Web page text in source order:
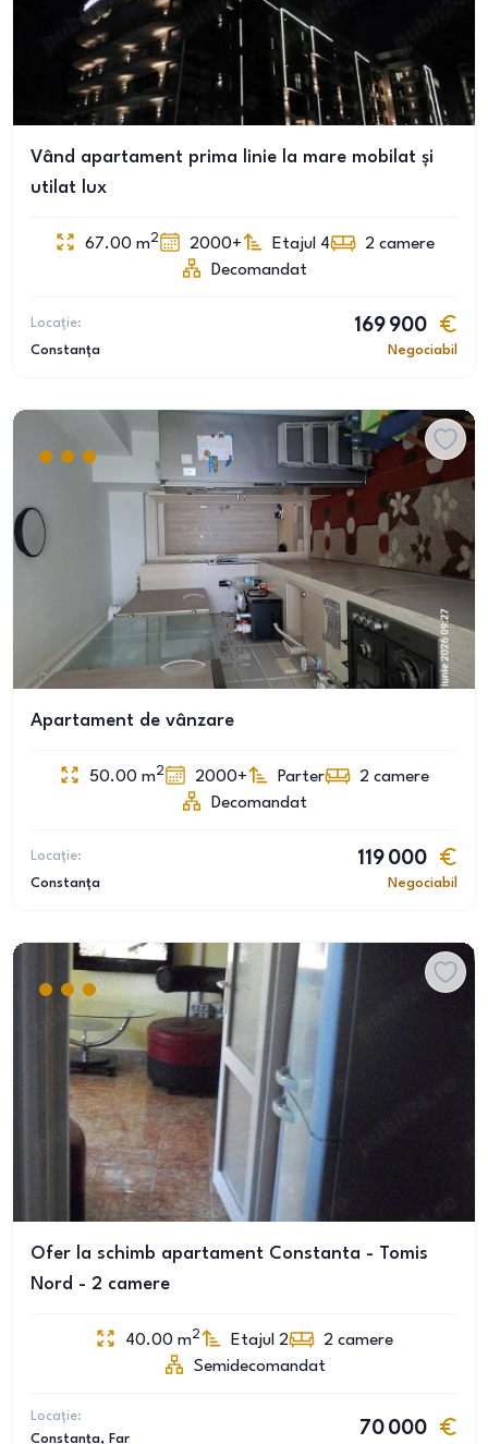
Vând apartament prima linie la mare mobilat și
utilat lux
67.00 m2 2000+ Etajul 4 2 camere
Decomandat
Locație:
Constanța
169 900
Negociabil
Apartament de vânzare
50.00 m2 2000+ Parter 2 camere
Decomandat
Locație:
Constanța
119 000
Negociabil
Ofer la schimb apartament Constanta - Tomis
Nord - 2 camere
40.00 m2 Etajul 2 2 camere
Semidecomandat
Locație:
Constanța, Far
70 000